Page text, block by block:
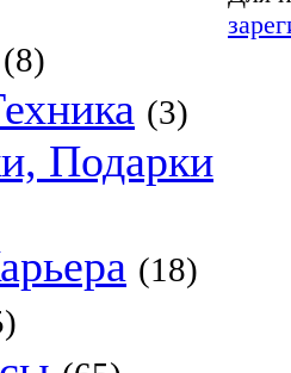
(8)
(3)
Подарки
(18)